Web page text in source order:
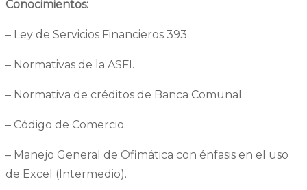
Conocimientos:
– Ley de Servicios Financieros 393.
– Normativas de la ASFI.
– Normativa de créditos de Banca Comunal.
– Código de Comercio.
– Manejo General de Ofimática con énfasis en el uso
de Excel (Intermedio).